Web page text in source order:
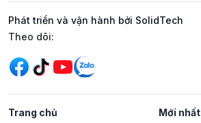
Phát triển và vận hành bởi SolidTech
Mạng xã hội
Theo dõi:
Trang chủ Mới nhất